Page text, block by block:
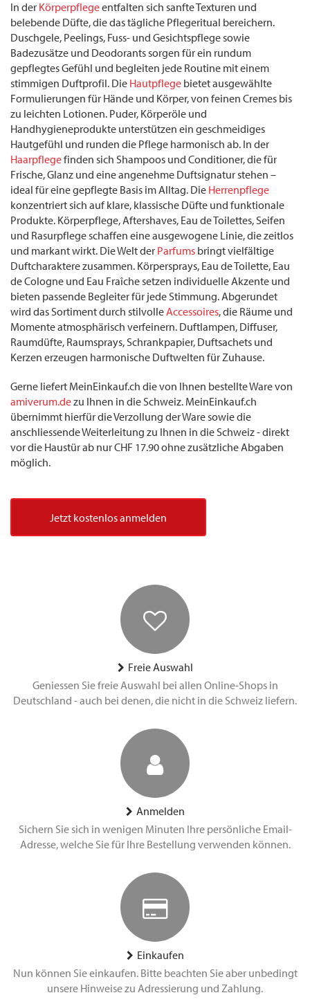
In der Körperpflegeentfalten sich sanfte Texturen und
belebende Düfte, die das tägliche Pflegeritual bereichern.
Duschgele, Peelings, Fuss- und Gesichtspflege sowie
Badezusätze und Deodorants sorgen für ein rundum
gepflegtes Gefühl und begleiten jede Routine mit einem
stimmigen Duftprofil. Die Hautpflege bietet ausgewählte
Formulierungen für Hände und Körper, von feinen Cremes bis
zu leichten Lotionen. Puder, Körperöle und
Handhygieneprodukte unterstützen ein geschmeidiges
Hautgefühl und runden die Pflege harmonisch ab. In der
Haarpflegefinden sich Shampoos und Conditioner, die für
Frische, Glanz und eine angenehme Duftsignatur stehen –
ideal für eine gepflegte Basis im Alltag. Die Herrenpflege
konzentriert sich auf klare, klassische Düfte und funktionale
Produkte. Körperpflege, Aftershaves, Eau de Toilettes, Seifen
und Rasurpflege schaffen eine ausgewogene Linie, die zeitlos
und markant wirkt. Die Welt der Parfums bringt vielfältige
Duftcharaktere zusammen. Körpersprays, Eau de Toilette, Eau
de Cologne und Eau Fraîche setzen individuelle Akzente und
bieten passende Begleiter für jede Stimmung. Abgerundet
wird das Sortiment durch stilvolleAccessoires, die Räume und
Momente atmosphärisch verfeinern. Duftlampen, Diffuser,
Raumdüfte, Raumsprays, Schrankpapier, Duft­sachets und
Kerzen erzeugen harmonische Duftwelten für Zuhause.
Gerne liefert MeinEinkauf.ch die von Ihnen bestellte Ware von
amiverum.dezu Ihnen in die Schweiz. MeinEinkauf.ch
übernimmt hierfür die Verzollung der Ware sowie die
anschliessende Weiterleitung zu Ihnen in die Schweiz - direkt
vor die Haustür ab nur CHF 17.90 ohne zusätzliche Abgaben
möglich.
Jetzt kostenlos anmelden
Freie Auswahl
Geniessen Sie freie Auswahl bei allen Online-Shops in
Deutschland - auch bei denen, die nicht in die Schweiz liefern.
Anmelden
Sichern Sie sich in wenigen Minuten Ihre persönliche Email-
Adresse, welche Sie für Ihre Bestellung verwenden können.
Einkaufen
Nun können Sie einkaufen. Bitte beachten Sie aber unbedingt
unsere Hinweise zu Adressierung und Zahlung.